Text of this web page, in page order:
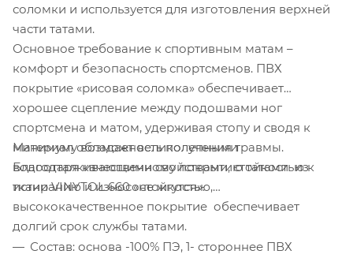
соломки и используется для изготовления верхней
части татами.
Основное требование к спортивным матам –
комфорт и безопасность спортсменов. ПВХ
покрытие «рисовая соломка» обеспечивает
хорошее сцепление между подошвами ног
спортсмена и матом, удерживая стопу и сводя к
минимуму возможность получения травмы.
Благодаря качественному покрытию татами из
ткани VINYTOL 660 «не жгутся».
Материал обладает великолепными
водоотталкивающими свойствами, стойкостью к
истиранию и износостойкостью,
высококачественное покрытие обеспечивает
долгий срок службы татами.
Состав: основа -100% ПЭ, 1- стороннее ПВХ